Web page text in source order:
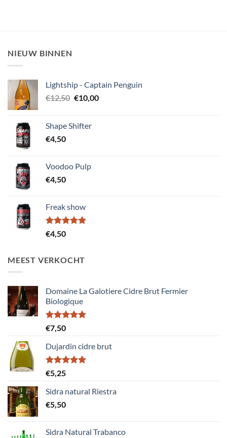
NIEUW BINNEN
Lightship - Captain Penguin
€12,50 Oorspronkelijke
€12,50.
€10,00Huidige
Shape Shifter
€4,50
Voodoo Pulp
€4,50
Freak show
Gewaardeerd
5.00
€4,50
MEEST VERKOCHT
Domaine La Galotiere Cidre Brut Fermier
Biologique
Gewaardeerd
5.00
€7,50
Dujardin cidre brut
Gewaardeerd
5.00
€5,25
Sidra natural Riestra
€5,50
Sidra Natural Trabanco